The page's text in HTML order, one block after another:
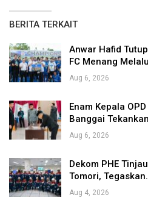
BERITA TERKAIT
Anwar Hafid
FC Menang
Aug 6, 2026
Enam Kepala
Banggai
Aug 6, 2026
Dekom PHE
Tomori,
Aug 4, 2026